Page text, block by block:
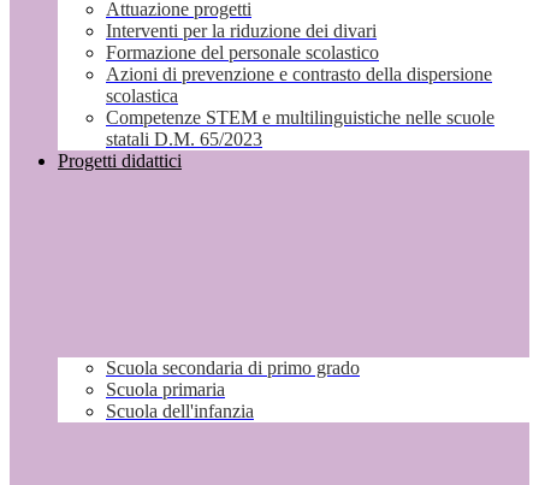
Attuazione progetti
Interventi per la riduzione dei divari
Formazione del personale scolastico
Azioni di prevenzione e contrasto della dispersione
scolastica
Competenze STEM e multilinguistiche nelle scuole
statali D.M. 65/2023
Progetti didattici
Scuola secondaria di primo grado
Scuola primaria
Scuola dell'infanzia